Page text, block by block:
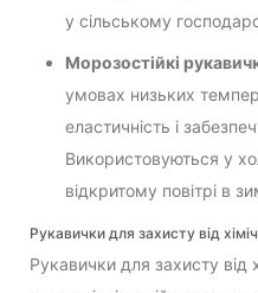
у сільському
Морозостійкі
умовах низьких
еластичність і
Використовуються у
відкритому повітрі в
Рукавички для захисту від
Рукавички для захисту від